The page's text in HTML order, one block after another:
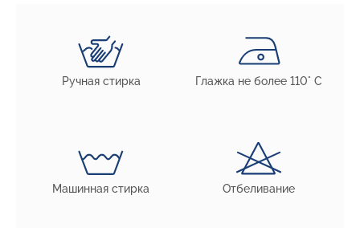
Ручная стирка Глажка не более 110° С
Машинная стирка Отбеливание